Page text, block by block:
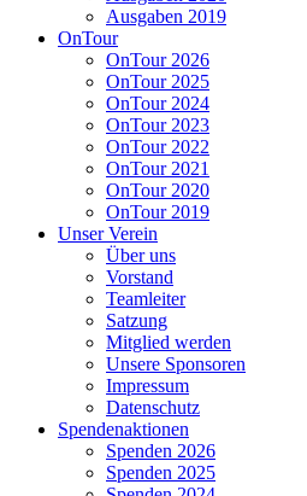
Ausgaben 2019
OnTour
OnTour 2026
OnTour 2025
OnTour 2024
OnTour 2023
OnTour 2022
OnTour 2021
OnTour 2020
OnTour 2019
Unser Verein
Über uns
Vorstand
Teamleiter
Satzung
Mitglied werden
Unsere Sponsoren
Impressum
Datenschutz
Spendenaktionen
Spenden 2026
Spenden 2025